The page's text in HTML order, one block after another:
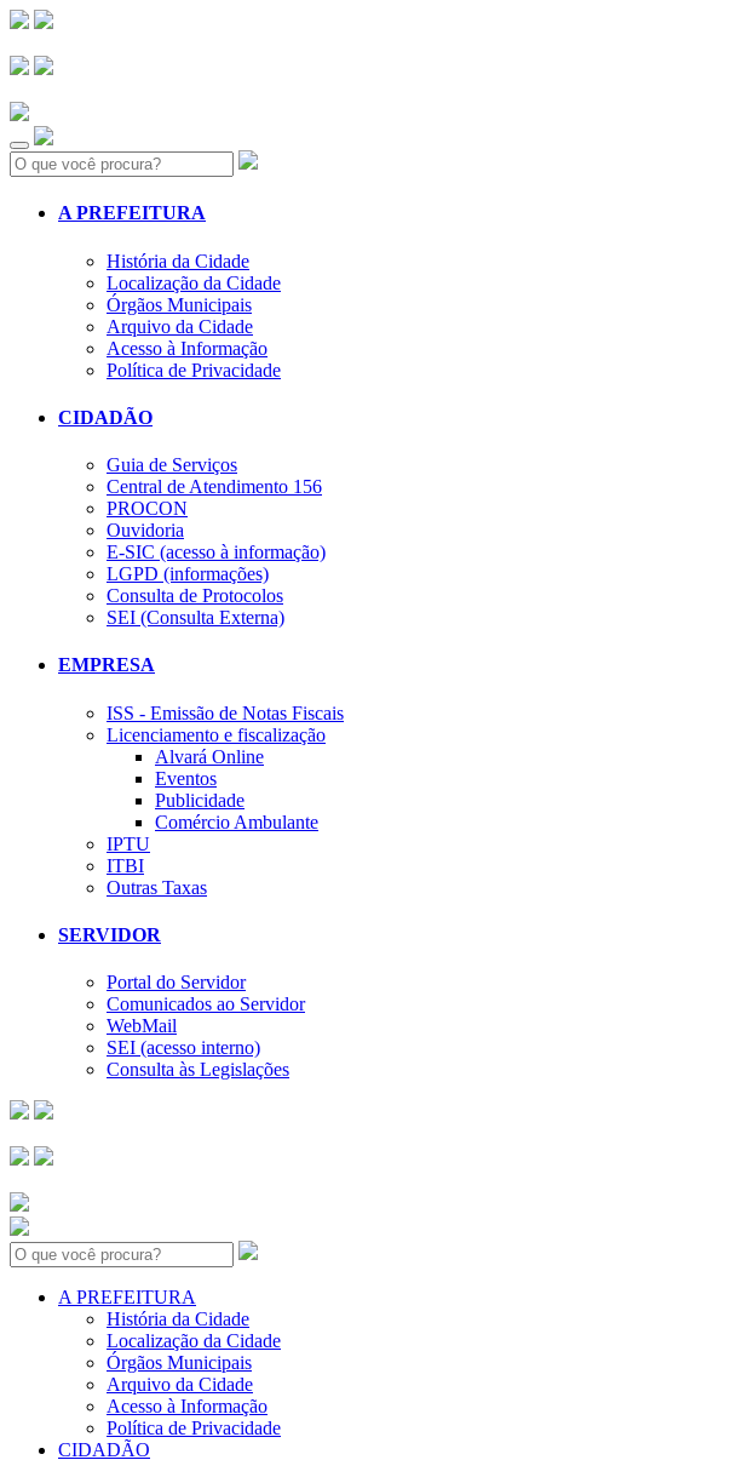
Search:
A PREFEITURA
História da Cidade
Localização da Cidade
Órgãos Municipais
Arquivo da Cidade
Acesso à Informação
Política de Privacidade
CIDADÃO
Guia de Serviços
Central de Atendimento 156
PROCON
Ouvidoria
E-SIC (acesso à informação)
LGPD (informações)
Consulta de Protocolos
SEI (Consulta Externa)
EMPRESA
ISS - Emissão de Notas Fiscais
Licenciamento e fiscalização
Alvará Online
Eventos
Publicidade
Comércio Ambulante
IPTU
ITBI
Outras Taxas
SERVIDOR
Portal do Servidor
Comunicados ao Servidor
WebMail
SEI (acesso interno)
Consulta às Legislações
Search:
A PREFEITURA
História da Cidade
Localização da Cidade
Órgãos Municipais
Arquivo da Cidade
Acesso à Informação
Política de Privacidade
CIDADÃO